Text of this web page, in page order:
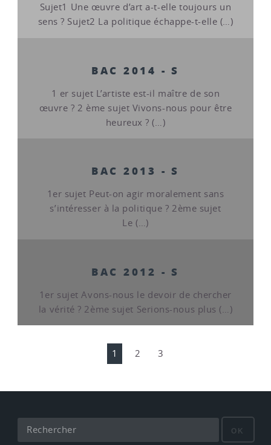
Sujet1 Une œuvre d’art a-t-elle toujours un
sens ? Sujet2 La politique échappe-t-elle (…)
BAC 2014 - S
1 er sujet L’artiste est-il maître de son
œuvre ? 2 ème sujet Vivons-nous pour être
heureux ? (…)
BAC 2013 - S
1er sujet Peut-on agir moralement sans
s’intéresser à la politique ? 2ème sujet
Le (…)
BAC 2012 - S
1er sujet Avons-nous le devoir de chercher
la vérité ? 2ème sujet Serions-nous plus (…)
1 2 3
OK